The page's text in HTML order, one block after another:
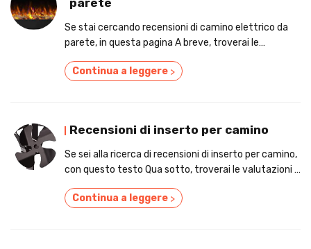
parete
Se stai cercando recensioni di camino elettrico da
parete, in questa pagina A breve, troverai le
Continua a leggere >
Recensioni di inserto per camino
Se sei alla ricerca di recensioni di inserto per camino,
con questo testo Qua sotto, troverai le valutazioni e
Continua a leggere >